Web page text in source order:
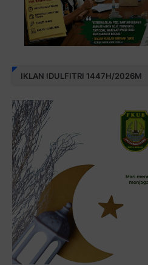
IKLAN IDULFITRI 1447H/2026M